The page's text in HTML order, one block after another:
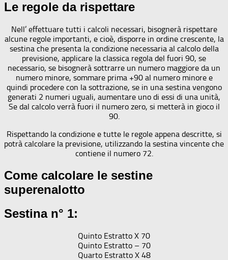
Le regole da rispettare
Nell’ effettuare tutti i calcoli necessari, bisognerà rispettare
alcune regole importanti, e cioè, disporre in ordine crescente, la
sestina che presenta la condizione necessaria al calcolo della
previsione, applicare la classica regola del fuori 90, se
necessario, se bisognerà sottrarre un numero maggiore da un
numero minore, sommare prima +90 al numero minore e
quindi procedere con la sottrazione, se in una sestina vengono
generati 2 numeri uguali, aumentare uno di essi di una unità,
Se dal calcolo verrà fuori il numero zero, si metterà in gioco il
90.
Rispettando la condizione e tutte le regole appena descritte, si
potrà calcolare la previsione, utilizzando la sestina vincente che
contiene il numero 72.
Come calcolare le sestine
superenalotto
Sestina n° 1:
Quinto Estratto X 70
Quinto Estratto – 70
Quarto Estratto X 48